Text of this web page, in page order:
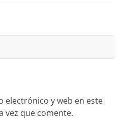
electrónico y web en este
vez que comente.